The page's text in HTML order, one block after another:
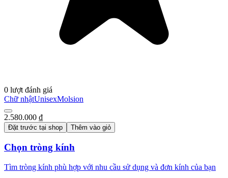
0 lượt đánh giá
Chữ nhậtUnisexMolsion
2.580.000 ₫
Đặt trước tại shop Thêm vào giỏ
Chọn tròng kính
Tìm tròng kính phù hợp với nhu cầu sử dụng và đơn kính của bạn